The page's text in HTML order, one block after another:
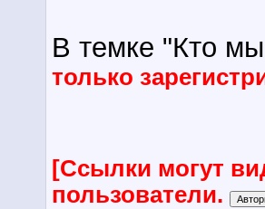
В темке "Кто
только
[Ссылки могут
пользователи.